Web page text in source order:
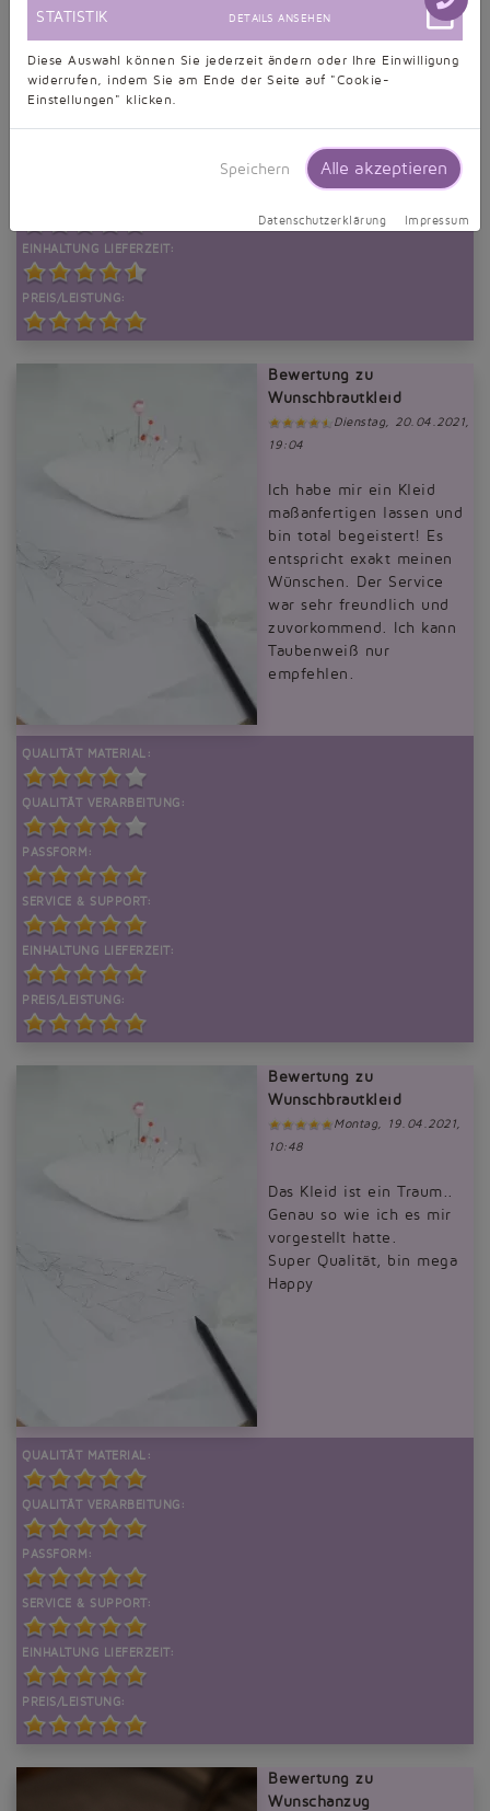
schnell.
QUALITÄT VERARBEITUNG:
EINHALTUNG LIEFERZEIT:
PREIS/LEISTUNG:
Bewertung zu
Wunschbrautkleid
Dienstag, 20.04.2021,
19:04
Ich habe mir ein Kleid
maßanfertigen lassen und
bin total begeistert! Es
entspricht exakt meinen
Wünschen. Der Service
war sehr freundlich und
zuvorkommend. Ich kann
Taubenweiß nur
empfehlen.
QUALITÄT MATERIAL:
QUALITÄT VERARBEITUNG:
PASSFORM:
SERVICE & SUPPORT:
EINHALTUNG LIEFERZEIT:
PREIS/LEISTUNG:
Bewertung zu
Wunschbrautkleid
Montag, 19.04.2021,
10:48
Das Kleid ist ein Traum..
Genau so wie ich es mir
vorgestellt hatte.
Super Qualität, bin mega
Happy
QUALITÄT MATERIAL:
QUALITÄT VERARBEITUNG:
PASSFORM:
SERVICE & SUPPORT:
EINHALTUNG LIEFERZEIT:
PREIS/LEISTUNG:
Bewertung zu
Wunschanzug
STATISTIK DETAILS ANSEHEN
Diese Auswahl können Sie jederzeit ändern oder Ihre Einwilligung
widerrufen, indem Sie am Ende der Seite auf "Cookie-
Einstellungen" klicken.
Speichern Alle akzeptieren
Datenschutzerklärung Impressum